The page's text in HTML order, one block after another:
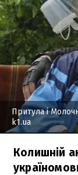
Притула і
k1.ua
Колишній